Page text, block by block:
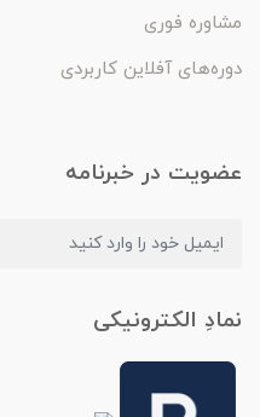
مشاوره فوری
دوره‌های آفلاین کاربردی
عضویت در خبرنامه
نمادِ الکترونیکی